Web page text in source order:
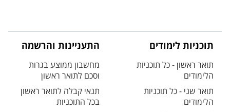
תוכניות לימודים
תואר ראשון - כל תוכניות
הלימודים
תואר שני - כל תוכניות
הלימודים
התעניינות והרשמה
מחשבון ממוצע בגרות
וסכם לתואר ראשון
תנאי קבלה לתואר ראשון
בכל התוכניות